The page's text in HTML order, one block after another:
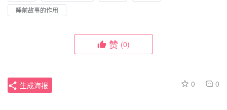
睡前故事的作用
赞 (0)
0 0
生成海报